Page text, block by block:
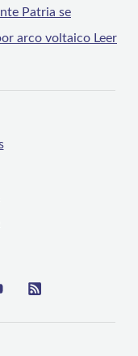
Patria se
arco voltaico Leer